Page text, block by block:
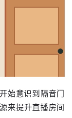
始意识到隔音门
来提升直播房间